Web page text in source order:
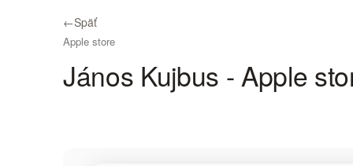
←Späť
Apple store
János Kujbus - Apple